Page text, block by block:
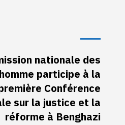
nationale des
participe à la
Conférence
sur la justice et la
réforme à Benghazi